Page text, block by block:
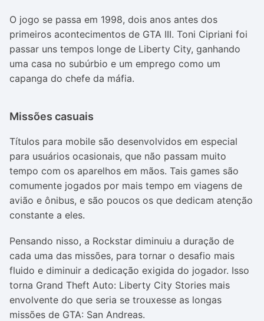
O jogo se passa em 1998, dois anos antes dos
primeiros acontecimentos de GTA III. Toni Cipriani foi
passar uns tempos longe de Liberty City, ganhando
uma casa no subúrbio e um emprego como um
capanga do chefe da máfia.
Missões casuais
Títulos para mobile são desenvolvidos em especial
para usuários ocasionais, que não passam muito
tempo com os aparelhos em mãos. Tais games são
comumente jogados por mais tempo em viagens de
avião e ônibus, e são poucos os que dedicam atenção
constante a eles.
Pensando nisso, a Rockstar diminuiu a duração de
cada uma das missões, para tornar o desafio mais
fluido e diminuir a dedicação exigida do jogador. Isso
torna Grand Theft Auto: Liberty City Stories mais
envolvente do que seria se trouxesse as longas
missões de GTA: San Andreas.